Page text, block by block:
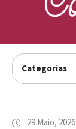
Categorias
29 Maio, 2026